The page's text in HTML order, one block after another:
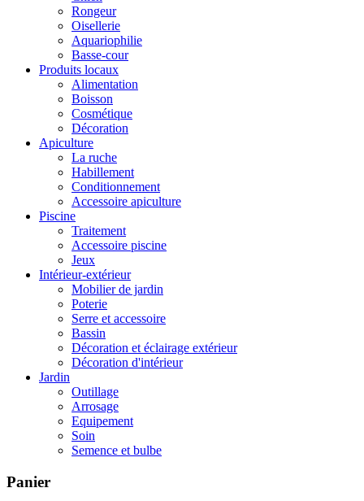
Rongeur
Oisellerie
Aquariophilie
Basse-cour
Produits locaux
Alimentation
Boisson
Cosmétique
Décoration
Apiculture
La ruche
Habillement
Conditionnement
Accessoire apiculture
Piscine
Traitement
Accessoire piscine
Jeux
Intérieur-extérieur
Mobilier de jardin
Poterie
Serre et accessoire
Bassin
Décoration et éclairage extérieur
Décoration d'intérieur
Jardin
Outillage
Arrosage
Equipement
Soin
Semence et bulbe
Panier